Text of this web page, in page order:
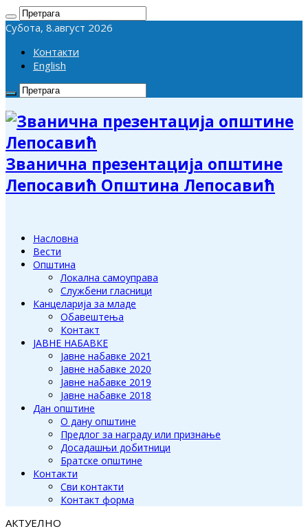
Субота, 8.август 2026
Контакти
English
Званична презентација општине
Лепосавић Општина Лепосавић
Насловна
Вести
Општина
Локална самоуправа
Службени гласници
Канцеларија за младе
Обавештења
Контакт
ЈАВНЕ НАБАВКЕ
Јавне набавке 2021
Јавне набавке 2020
Јавне набавке 2019
Јавне набавке 2018
Дан општине
О дану општине
Предлог за награду или признање
Досадашњи добитници
Братске општине
Контакти
Сви контакти
Контакт форма
АКТУЕЛНО